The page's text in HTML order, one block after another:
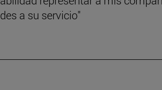
a su servicio"